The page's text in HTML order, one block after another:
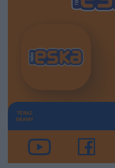
TERAZ
GRAMY